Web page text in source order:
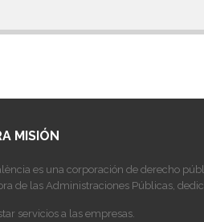
MISIÓN
es una corporación de derecho
de las Administraciones Públicas,
servicios a las empresas.